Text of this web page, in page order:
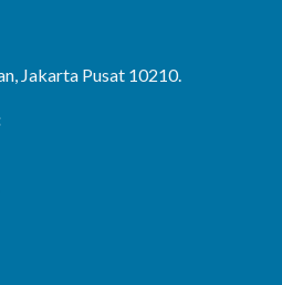
Jakarta Pusat 10210.